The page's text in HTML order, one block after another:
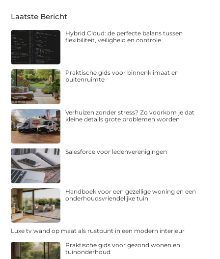
Laatste Bericht
Hybrid Cloud: de perfecte balans tussen
flexibiliteit, veiligheid en controle
Praktische gids voor binnenklimaat en
buitenruimte
Verhuizen zonder stress? Zo voorkom je dat
kleine details grote problemen worden
Salesforce voor ledenverenigingen
Handboek voor een gezellige woning en een
onderhoudsvriendelijke tuin
Luxe tv wand op maat als rustpunt in een modern interieur
Praktische gids voor gezond wonen en
tuinonderhoud